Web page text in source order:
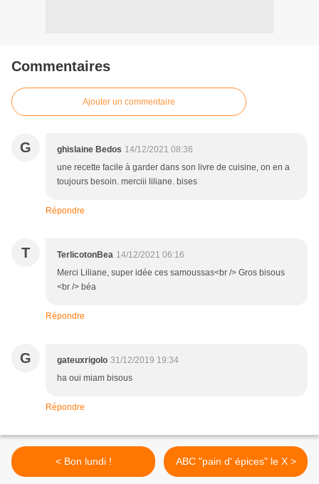
Commentaires
Ajouter un commentaire
G ghislaine Bedos 14/12/2021 08:36
une recette facile à garder dans son livre de cuisine, on en a
toujours besoin. merciii liliane. bises
Répondre
T TerlicotonBea 14/12/2021 06:16
Merci Liliane, super idée ces samoussas<br /> Gros bisous
<br /> béa
Répondre
G gateuxrigolo 31/12/2019 19:34
ha oui miam bisous
Répondre
< Bon lundi ! ABC "pain d' épices" le X >